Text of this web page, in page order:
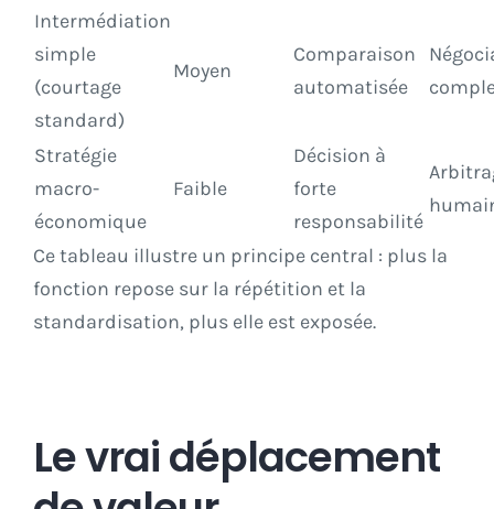
Intermédiation
simple
(courtage
standard)
Moyen
Comparaison
automatisée
Stratégie
macro-
économique
Faible
Décision à
forte
responsabilité
Ce tableau illustre un principe central : plus la
fonction repose sur la répétition et la
standardisation, plus elle est exposée.
Le vrai déplacement